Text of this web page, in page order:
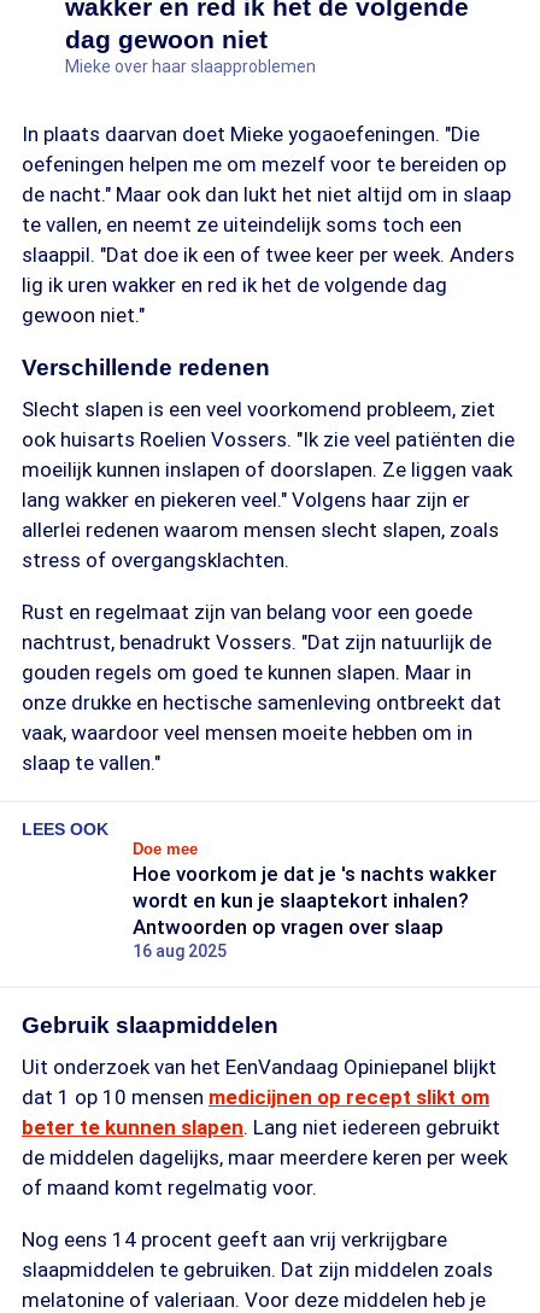
wakker en red ik het de volgende
dag gewoon niet
Mieke over haar slaapproblemen
In plaats daarvan doet Mieke yogaoefeningen. "Die
oefeningen helpen me om mezelf voor te bereiden op
de nacht." Maar ook dan lukt het niet altijd om in slaap
te vallen, en neemt ze uiteindelijk soms toch een
slaappil. "Dat doe ik een of twee keer per week. Anders
lig ik uren wakker en red ik het de volgende dag
gewoon niet."
Verschillende redenen
Slecht slapen is een veel voorkomend probleem, ziet
ook huisarts Roelien Vossers. "Ik zie veel patiënten die
moeilijk kunnen inslapen of doorslapen. Ze liggen vaak
lang wakker en piekeren veel." Volgens haar zijn er
allerlei redenen waarom mensen slecht slapen, zoals
stress of overgangsklachten.
Rust en regelmaat zijn van belang voor een goede
nachtrust, benadrukt Vossers. "Dat zijn natuurlijk de
gouden regels om goed te kunnen slapen. Maar in
onze drukke en hectische samenleving ontbreekt dat
vaak, waardoor veel mensen moeite hebben om in
slaap te vallen."
LEES OOK
Doe mee
Hoe voorkom je dat je 's nachts wakker
wordt en kun je slaaptekort inhalen?
Antwoorden op vragen over slaap
16 aug 2025
Gebruik slaapmiddelen
Uit onderzoek van het EenVandaag Opiniepanel blijkt
dat 1 op 10 mensen medicijnen op recept slikt om
beter te kunnen slapen. Lang niet iedereen gebruikt
de middelen dagelijks, maar meerdere keren per week
of maand komt regelmatig voor.
Nog eens 14 procent geeft aan vrij verkrijgbare
slaapmiddelen te gebruiken. Dat zijn middelen zoals
melatonine of valeriaan. Voor deze middelen heb je